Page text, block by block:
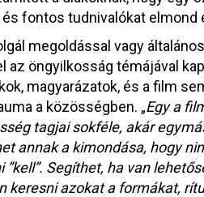
fontos tudnivalókat
megoldással vagy
az öngyilkosság témájával
magyarázatok, és a film
a közösségben. „Egy a
tagjai sokféle, akár
annak a kimondása, hogy
”kell”. Segíthet, ha van
keresni azokat a formákat,